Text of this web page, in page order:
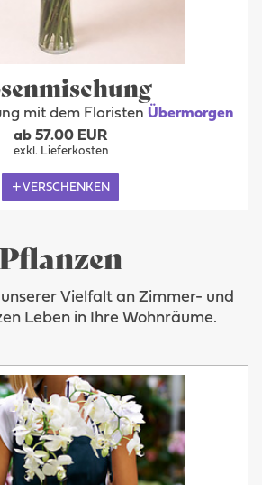
mit dem Floristen Übermorgen
ab 57.00 EUR
exkl. Lieferkosten
VERSCHENKEN
Pflanzen
Vielfalt an Zimmer- und
Leben in Ihre Wohnräume.